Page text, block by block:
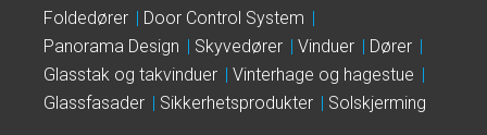
Foldedører
Door Control System
Panorama Design
Skyvedører Vinduer
Dører
Glasstak og takvinduer
Vinterhage og hagestue
Glassfasader
Sikkerhetsprodukter Solskjerming